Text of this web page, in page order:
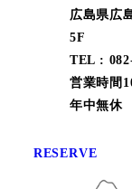
広島県広
5F
TEL :
営業時間
年中無休
RESERVE